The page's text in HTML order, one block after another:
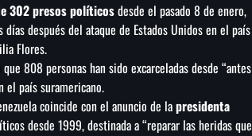
302 presos políticosdesde el pasado 8 de enero,
después del ataque de Estados Unidos en el país
Flores.
que 808 personas han sido excarceladas desde “antes
el país suramericano.
coincide con el anuncio de lapresidenta
desde 1999, destinada a “reparar las heridas que